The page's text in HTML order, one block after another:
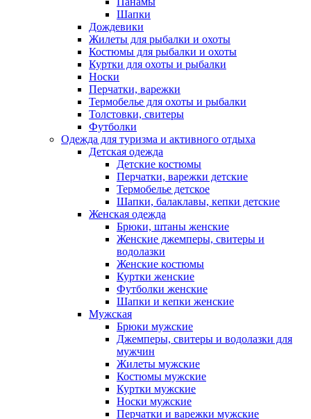
Шапки
Дождевики
Жилеты для рыбалки и охоты
Костюмы для рыбалки и охоты
Куртки для охоты и рыбалки
Носки
Перчатки, варежки
Термобелье для охоты и рыбалки
Толстовки, свитеры
Футболки
Одежда для туризма и активного отдыха
Детская одежда
Детские костюмы
Перчатки, варежки детские
Термобелье детское
Шапки, балаклавы, кепки детские
Женская одежда
Брюки, штаны женские
Женские джемперы, свитеры и
водолазки
Женские костюмы
Куртки женские
Футболки женские
Шапки и кепки женские
Мужская
Брюки мужские
Джемперы, свитеры и водолазки для
мужчин
Жилеты мужские
Костюмы мужские
Куртки мужские
Носки мужские
Перчатки и варежки мужские